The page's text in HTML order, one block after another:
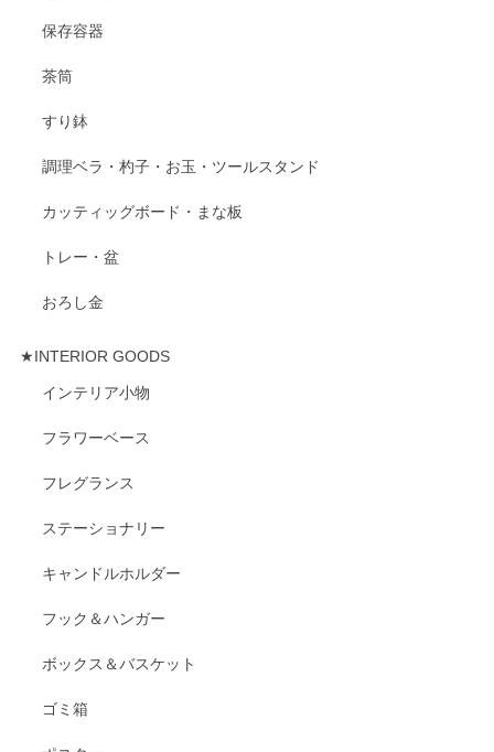
保存容器
茶筒
すり鉢
調理ベラ・杓子・お玉・ツールスタンド
カッティッグボード・まな板
トレー・盆
おろし金
★INTERIOR GOODS
インテリア小物
フラワーベース
フレグランス
ステーショナリー
キャンドルホルダー
フック＆ハンガー
ボックス＆バスケット
ゴミ箱